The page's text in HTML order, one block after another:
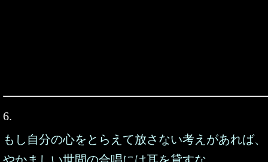
6.
もし自分の心をとらえて放さない考えがあれば、